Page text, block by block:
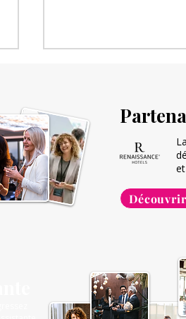
Repenser votre
travail avec des